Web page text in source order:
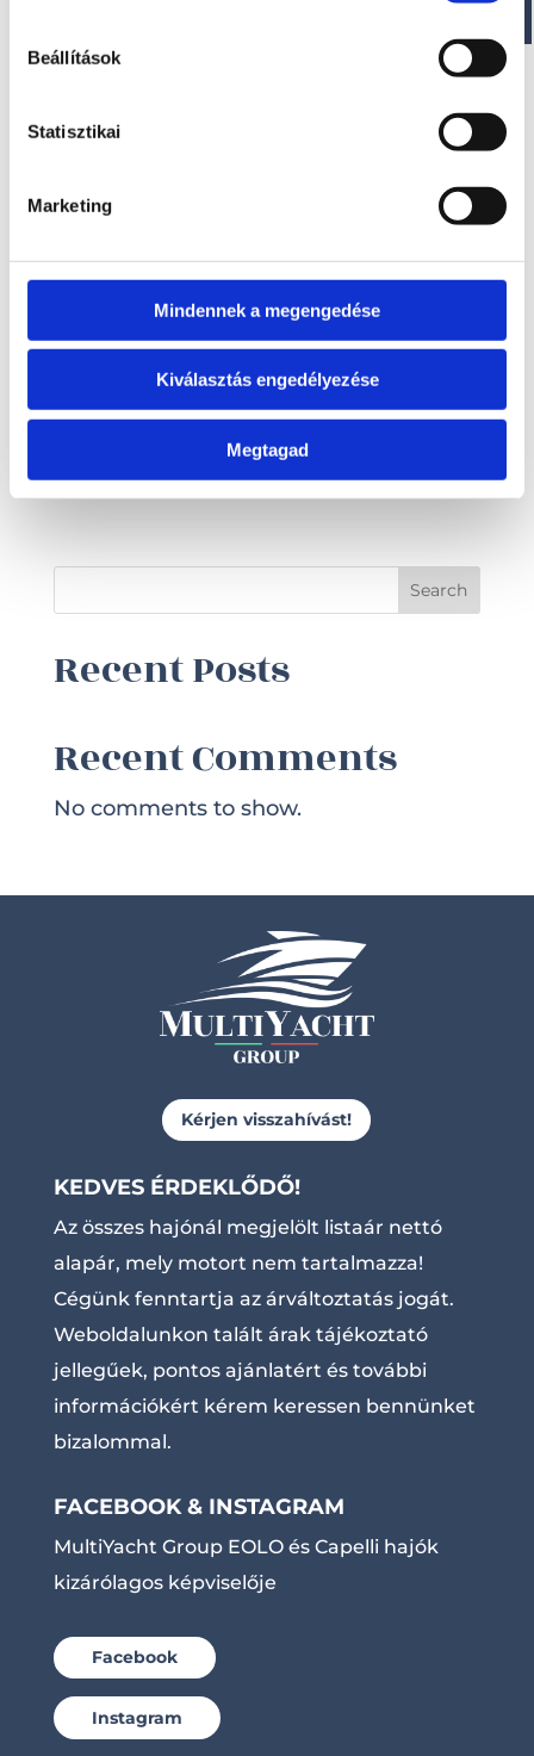
Beállítások
Statisztikai
Marketing
Mindennek a megengedése
Kiválasztás engedélyezése
Megtagad
Thomas JETSKI Trailer
500.000 Ft + ÁFA
Search
Recent Posts
Recent Comments
No comments to show.
Kérjen visszahívást!
KEDVES ÉRDEKLŐDŐ!
Az összes hajónál megjelölt listaár nettó
alapár, mely motort nem tartalmazza!
Cégünk fenntartja az árváltoztatás jogát.
Weboldalunkon talált árak tájékoztató
jellegűek, pontos ajánlatért és további
információkért kérem keressen bennünket
bizalommal.
FACEBOOK & INSTAGRAM
MultiYacht Group EOLO és Capelli hajók
kizárólagos képviselője
Facebook
Instagram